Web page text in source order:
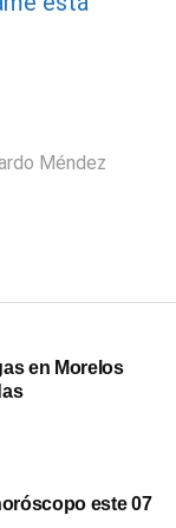
Méndez
en Morelos
este 07